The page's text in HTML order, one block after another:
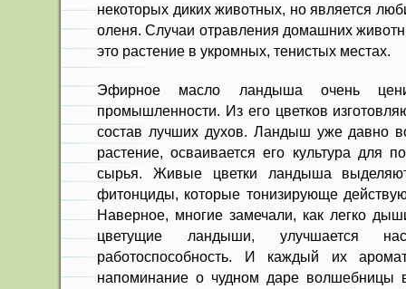
некоторых диких животных, но является
оленя. Случаи отравления домашних
это растение в укромных, тенистых местах.
Эфирное масло ландыша очень
промышленности. Из его цветков
состав лучших духов. Ландыш уже давно
растение, осваивается его культура для
сырья. Живые цветки ландыша
фитонциды, которые тонизирующе
Наверное, многие замечали, как легко
цветущие ландыши, улучшается
работоспособность. И каждый их
напоминание о чудном даре волшебницы